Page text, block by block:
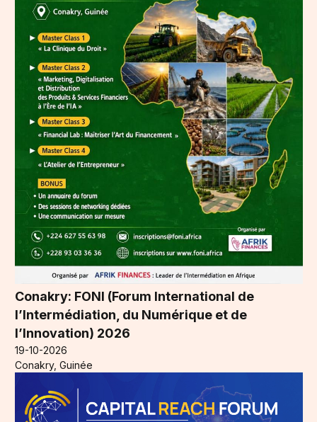
Conakry: FONI (Forum International de
l’Intermédiation, du Numérique et de
l’Innovation) 2026
19-10-2026
Conakry, Guinée